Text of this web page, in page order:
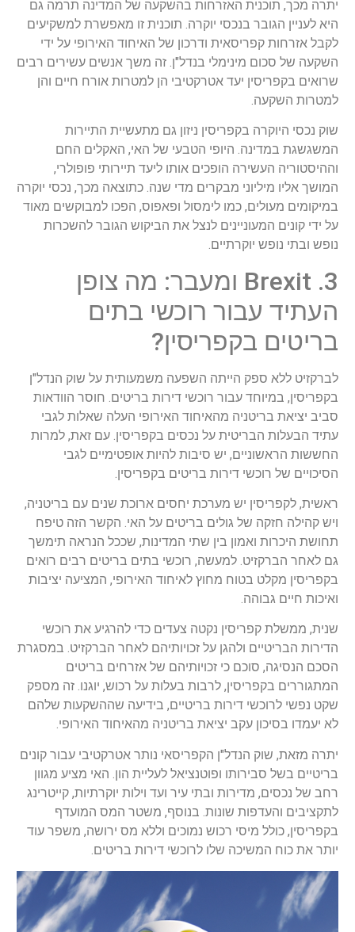
יתרה מכך, תוכנית האזרחות בהשקעה של המדינה תרמה גם
היא לעניין הגובר בנכסי יוקרה. תוכנית זו מאפשרת למשקיעים
לקבל אזרחות קפריסאית ודרכון של האיחוד האירופי על ידי
השקעה של סכום מינימלי בנדל"ן. זה משך אנשים עשירים רבים
שרואים בקפריסין יעד אטרקטיבי הן למטרות אורח חיים והן
למטרות השקעה.
שוק נכסי היוקרה בקפריסין ניזון גם מתעשיית התיירות
המשגשגת במדינה. היופי הטבעי של האי, האקלים החם
וההיסטוריה העשירה הופכים אותו ליעד תיירותי פופולרי,
המושך אליו מיליוני מבקרים מדי שנה. כתוצאה מכך, נכסי יוקרה
במיקומים מעולים, כמו לימסול ופאפוס, הפכו למבוקשים מאוד
על ידי קונים המעוניינים לנצל את הביקוש הגובר להשכרות
נופש ובתי נופש יוקרתיים.
3. Brexit ומעבר: מה צופן
העתיד עבור רוכשי בתים
בריטים בקפריסין?
לברקזיט ללא ספק הייתה השפעה משמעותית על שוק הנדל"ן
בקפריסין, במיוחד עבור רוכשי דירות בריטים. חוסר הוודאות
סביב יציאת בריטניה מהאיחוד האירופי העלה שאלות לגבי
עתיד הבעלות הבריטית על נכסים בקפריסין. עם זאת, למרות
החששות הראשוניים, יש סיבות להיות אופטימיים לגבי
הסיכויים של רוכשי דירות בריטים בקפריסין.
ראשית, לקפריסין יש מערכת יחסים ארוכת שנים עם בריטניה,
ויש קהילה חזקה של גולים בריטים על האי. הקשר הזה טיפח
תחושת היכרות ואמון בין שתי המדינות, שככל הנראה תימשך
גם לאחר הברקזיט. למעשה, רוכשי בתים בריטים רבים רואים
בקפריסין מקלט בטוח מחוץ לאיחוד האירופי, המציעה יציבות
ואיכות חיים גבוהה.
שנית, ממשלת קפריסין נקטה צעדים כדי להרגיע את רוכשי
הדירות הבריטיים ולהגן על זכויותיהם לאחר הברקזיט. במסגרת
הסכם הנסיגה, סוכם כי זכויותיהם של אזרחים בריטים
המתגוררים בקפריסין, לרבות בעלות על רכוש, יוגנו. זה מספק
שקט נפשי לרוכשי דירות בריטיים, בידיעה שההשקעות שלהם
לא יעמדו בסיכון עקב יציאת בריטניה מהאיחוד האירופי.
יתרה מזאת, שוק הנדל"ן הקפריסאי נותר אטרקטיבי עבור קונים
בריטיים בשל סבירותו ופוטנציאל לעליית הון. האי מציע מגוון
רחב של נכסים, מדירות ובתי עיר ועד וילות יוקרתיות, קייטרינג
לתקציבים והעדפות שונות. בנוסף, משטר המס המועדף
בקפריסין, כולל מיסי רכוש נמוכים וללא מס ירושה, משפר עוד
יותר את כוח המשיכה שלו לרוכשי דירות בריטים.